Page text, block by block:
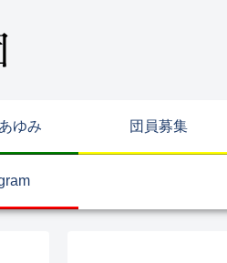
ゆみ 団員募集